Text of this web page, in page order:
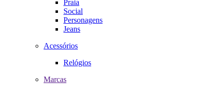
Praia
Social
Personagens
Jeans
Acessórios
Relógios
Marcas